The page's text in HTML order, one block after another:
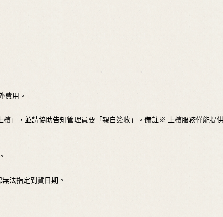
費用。
」，並請協助告知管理員要「親自簽收」。備註※ 上樓服務僅能提
法指定到貨日期。